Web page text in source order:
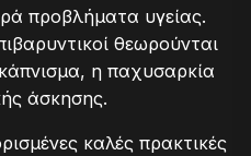
προβλήματα υγείας.
θεωρούνται
η παχυσαρκία
άσκησης.
καλές πρακτικές